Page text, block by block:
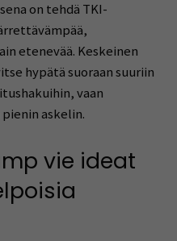
on tehdä TKI-
etenevää. Keskeinen
hypätä suoraan suuriin
vaan
askelin.
vie ideat